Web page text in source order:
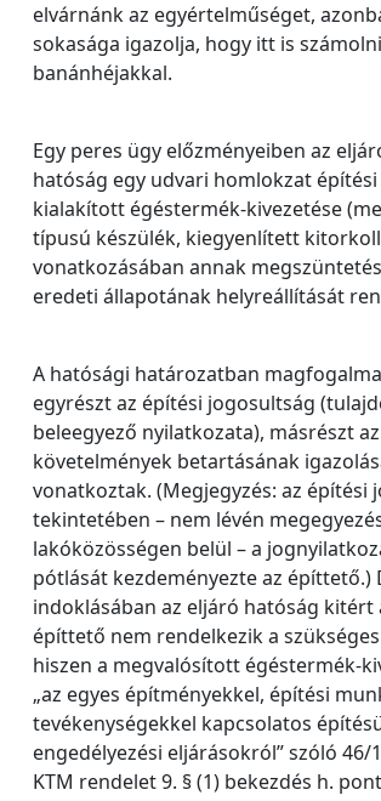
elvárnánk az egyértelműséget,
sokasága igazolja, hogy itt is
banánhéjakkal.
Egy peres ügy előzményeiben az
hatóság egy udvari homlokzat
kialakított égéstermék-kivezetése
típusú készülék, kiegyenlített
vonatkozásában annak
eredeti állapotának helyreállítását
A hatósági határozatban
egyrészt az építési jogosultság
beleegyező nyilatkozata), másrészt
követelmények betartásának
vonatkoztak. (Megjegyzés: az építési
tekintetében – nem lévén
lakóközösségen belül – a
pótlását kezdeményezte az építtető.)
indoklásában az eljáró hatóság kitért
építtető nem rendelkezik a
hiszen a megvalósított égéstermék-
„az egyes építményekkel, építési
tevékenységekkel kapcsolatos
engedélyezési eljárásokról” szóló 46/
KTM rendelet 9. § (1) bekezdés h.